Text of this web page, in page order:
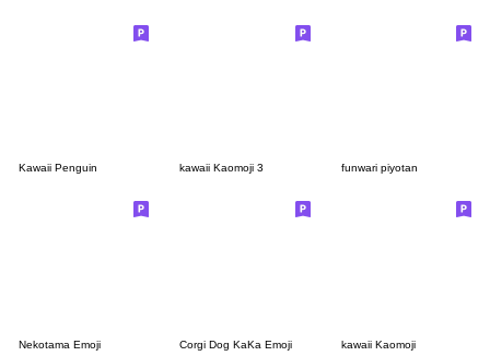
Kawaii Penguin kawaii Kaomoji 3 funwari piyotan
Nekotama Emoji Corgi Dog KaKa Emoji kawaii Kaomoji